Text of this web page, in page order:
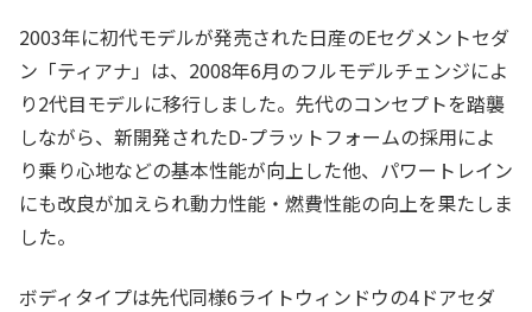
2003年に初代モデルが発売された日産のEセグメントセダ
ン「ティアナ」は、2008年6月のフルモデルチェンジによ
り2代目モデルに移行しました。先代のコンセプトを踏襲
しながら、新開発されたD-プラットフォームの採用によ
り乗り心地などの基本性能が向上した他、パワートレイン
にも改良が加えられ動力性能・燃費性能の向上を果たしま
した。
ボディタイプは先代同様6ライトウィンドウの4ドアセダ